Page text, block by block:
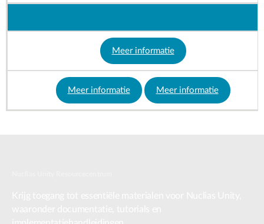
Meer informatie
Meer informatie Meer informatie